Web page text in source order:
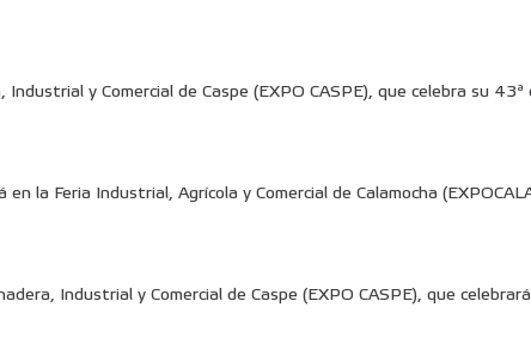
y Comercial de Caspe (EXPO CASPE), que celebra su
la Feria Industrial, Agrícola y Comercial de Calamocha
Industrial y Comercial de Caspe (EXPO CASPE), que